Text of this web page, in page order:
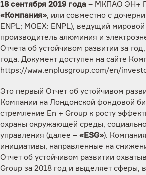
18 сентября 2019 года– МКПАО ЭН+
«Компания», или совместно с
ENPL; MOEX: ENPL), ведущий
производитель алюминия и
Отчета об устойчивом развитии за
года. Документ доступен на сайте
https://www.enplusgroup.com/en/
Это первый Отчет об устойчивом
Компании на Лондонской фондовой
стремление En + Group к росту
охраны окружающей среды,
управления (далее – «ESG»).
инициативы, направленные на
Отчет об устойчивом развитии
Group за 2018 год и выделяет сферы,